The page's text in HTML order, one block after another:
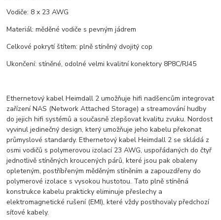
Vodiče: 8 x 23 AWG
Materiál: měděné vodiče s pevným jádrem
Celkové pokrytí štítem: plně stíněný dvojitý cop
Ukončení: stíněné, odolné velmi kvalitní konektory 8P8C/RJ45
Ethernetový kabel Heimdall 2 umožňuje hifi nadšencům integrovat
zařízení NAS (Network Attached Storage) a streamování hudby
do jejich hifi systémů a současně zlepšovat kvalitu zvuku. Nordost
vyvinul jedinečný design, který umožňuje jeho kabelu překonat
průmyslové standardy. Ethernetový kabel Heimdall 2 se skládá z
osmi vodičů s polymerovou izolací 23 AWG, uspořádaných do čtyř
jednotlivě stíněných kroucených párů, které jsou pak obaleny
opleteným, postříbřeným měděným stíněním a zapouzdřeny do
polymerové izolace s vysokou hustotou. Tato plně stíněná
konstrukce kabelu prakticky eliminuje přeslechy a
elektromagnetické rušení (EMI), které vždy postihovaly předchozí
síťové kabely.